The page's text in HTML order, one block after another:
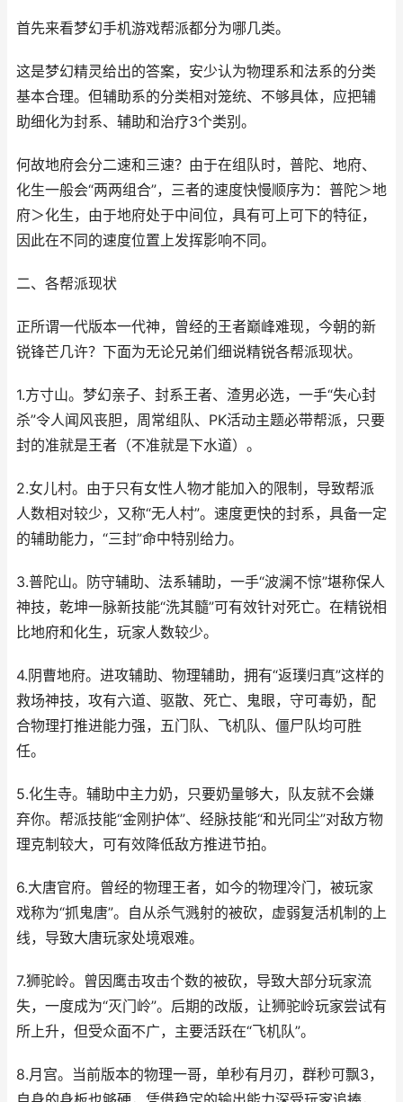
首先来看梦幻手机游戏帮派都分为哪几类。
这是梦幻精灵给出的答案，安少认为物理系和法系的分类
基本合理。但辅助系的分类相对笼统、不够具体，应把辅
助细化为封系、辅助和治疗3个类别。
何故地府会分二速和三速？由于在组队时，普陀、地府、
化生一般会“两两组合”，三者的速度快慢顺序为：普陀＞地
府＞化生，由于地府处于中间位，具有可上可下的特征，
因此在不同的速度位置上发挥影响不同。
二、各帮派现状
正所谓一代版本一代神，曾经的王者巅峰难现，今朝的新
锐锋芒几许？下面为无论兄弟们细说精锐各帮派现状。
1.方寸山。梦幻亲子、封系王者、渣男必选，一手“失心封
杀”令人闻风丧胆，周常组队、PK活动主题必带帮派，只要
封的准就是王者（不准就是下水道）。
2.女儿村。由于只有女性人物才能加入的限制，导致帮派
人数相对较少，又称“无人村”。速度更快的封系，具备一定
的辅助能力，“三封”命中特别给力。
3.普陀山。防守辅助、法系辅助，一手“波澜不惊”堪称保人
神技，乾坤一脉新技能“洗其髓”可有效针对死亡。在精锐相
比地府和化生，玩家人数较少。
4.阴曹地府。进攻辅助、物理辅助，拥有“返璞归真”这样的
救场神技，攻有六道、驱散、死亡、鬼眼，守可毒奶，配
合物理打推进能力强，五门队、飞机队、僵尸队均可胜
任。
5.化生寺。辅助中主力奶，只要奶量够大，队友就不会嫌
弃你。帮派技能“金刚护体”、经脉技能“和光同尘”对敌方物
理克制较大，可有效降低敌方推进节拍。
6.大唐官府。曾经的物理王者，如今的物理冷门，被玩家
戏称为“抓鬼唐”。自从杀气溅射的被砍，虚弱复活机制的上
线，导致大唐玩家处境艰难。
7.狮驼岭。曾因鹰击攻击个数的被砍，导致大部分玩家流
失，一度成为“灭门岭”。后期的改版，让狮驼岭玩家尝试有
所上升，但受众面不广，主要活跃在“飞机队”。
8.月宫。当前版本的物理一哥，单秒有月刃，群秒可飘3，